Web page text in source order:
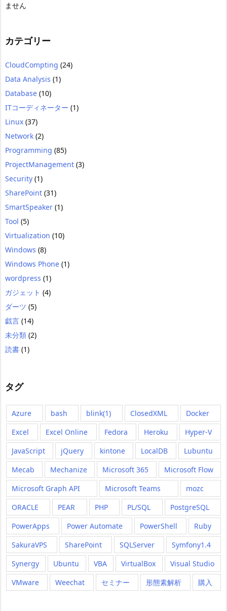
ません
カテゴリー
CloudCompting (24)
Data Analysis (1)
Database (10)
ITコーディネーター (1)
Linux (37)
Network (2)
Programming (85)
ProjectManagement (3)
Security (1)
SharePoint (31)
SmartSpeaker (1)
Tool (5)
Virtualization (10)
Windows (8)
Windows Phone (1)
wordpress (1)
ガジェット (4)
ダーツ (5)
戯言 (14)
未分類 (2)
読書 (1)
タグ
Azure bash blink(1) ClosedXML
Docker
Excel
Excel Online Fedora Heroku
Hyper-V
JavaScript
jQuery kintone LocalDB
Lubuntu
Mecab
Mechanize Microsoft 365
Microsoft Flow
Microsoft Graph API
Microsoft Teams
mozc
ORACLE
PEAR PHP PL/SQL
PostgreSQL
PowerApps
Power Automate PowerShell
Ruby
SakuraVPS
SharePoint SQLServer
Symfony1.4
Synergy
Ubuntu VBA VirtualBox
Visual Studio
VMware
Weechat セミナー 形態素解析 購入